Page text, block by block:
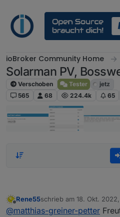
ioBroker Community Home
Solarman PV,
Verschoben Tester
jetz
565
68 224.4k 65
Offline
Rene55schrieb am 18. Okt. 2022,
zuletzt editiert von
@matthias-greiner-petter